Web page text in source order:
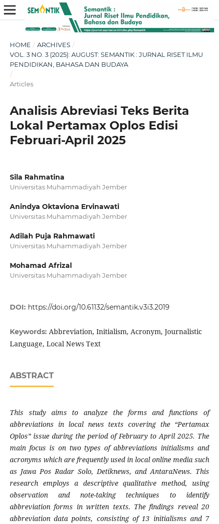
HOME / ARCHIVES /
VOL. 3 NO. 3 (2025): AUGUST: SEMANTIK : JURNAL RISET ILMU
PENDIDIKAN, BAHASA DAN BUDAYA
/
Articles
Analisis Abreviasi Teks Berita
Lokal Pertamax Oplos Edisi
Februari-April 2025
Sila Rahmatina
Universitas Muhammadiyah Jember
Anindya Oktaviona Ervinawati
Universitas Muhammadiyah Jember
Adilah Puja Rahmawati
Universitas Muhammadiyah Jember
Mohamad Afrizal
Universitas Muhammadiyah Jember
DOI: https://doi.org/10.61132/semantik.v3i3.2019
Keywords: Abbreviation, Initialism, Acronym, Journalistic
Language, Local News Text
ABSTRACT
This study aims to analyze the forms and functions of
abbreviations in local news texts covering the “Pertamax
Oplos” issue during the period of February to April 2025. The
main focus is on two types of abbreviations initialisms and
acronyms which are frequently used in local online media such
as Jawa Pos Radar Solo, Detiknews, and AntaraNews. This
research employs a descriptive qualitative method, using
observation and note-taking techniques to identify
abbreviation forms in written texts. The findings reveal 20
abbreviation data points, consisting of 13 initialisms and 7